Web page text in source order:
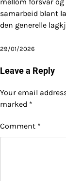
mellom forsvar
samarbeid blant
den generelle
29/01/2026
Leave a Reply
Your email
marked *
Comment *